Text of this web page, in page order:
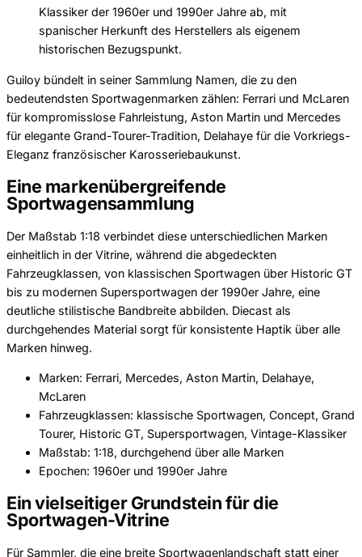
Klassiker der 1960er und 1990er Jahre ab, mit
spanischer Herkunft des Herstellers als eigenem
historischen Bezugspunkt.
Guiloy bündelt in seiner Sammlung Namen, die zu den
bedeutendsten Sportwagenmarken zählen: Ferrari und McLaren
für kompromisslose Fahrleistung, Aston Martin und Mercedes
für elegante Grand-Tourer-Tradition, Delahaye für die Vorkriegs-
Eleganz französischer Karosseriebaukunst.
Eine markenübergreifende
Sportwagensammlung
Der Maßstab 1:18 verbindet diese unterschiedlichen Marken
einheitlich in der Vitrine, während die abgedeckten
Fahrzeugklassen, von klassischen Sportwagen über Historic GT
bis zu modernen Supersportwagen der 1990er Jahre, eine
deutliche stilistische Bandbreite abbilden. Diecast als
durchgehendes Material sorgt für konsistente Haptik über alle
Marken hinweg.
Marken: Ferrari, Mercedes, Aston Martin, Delahaye,
McLaren
Fahrzeugklassen: klassische Sportwagen, Concept, Grand
Tourer, Historic GT, Supersportwagen, Vintage-Klassiker
Maßstab: 1:18, durchgehend über alle Marken
Epochen: 1960er und 1990er Jahre
Ein vielseitiger Grundstein für die
Sportwagen-Vitrine
Für Sammler, die eine breite Sportwagenlandschaft statt einer